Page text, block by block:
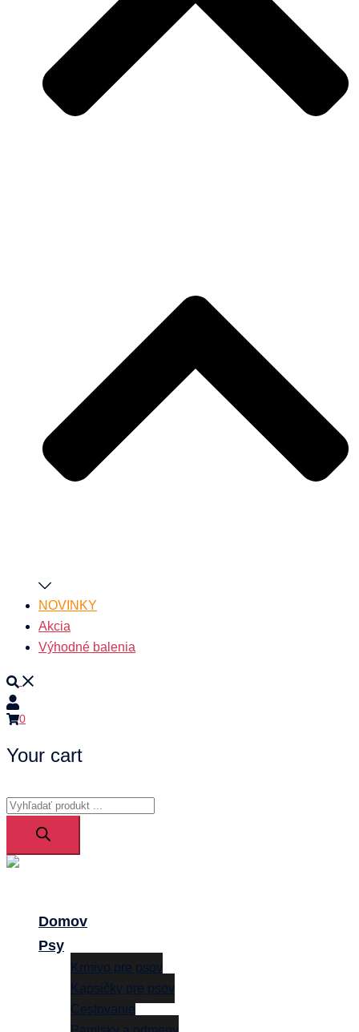
NOVINKY
Akcia
Výhodné balenia
Search
0
Your cart
Products
search
Domov
Psy
Krmivo pre psov
Kapsičky pre psov
Cestovanie